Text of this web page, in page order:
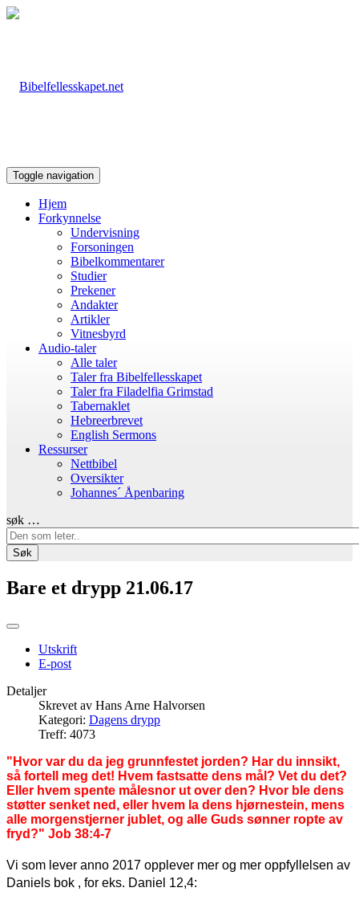
Toggle navigation
Hjem
Forkynnelse
Undervisning
Forsoningen
Bibelkommentarer
Studier
Prekener
Andakter
Artikler
Vitnesbyrd
Audio-taler
Alle taler
Taler fra Bibelfellesskapet
Taler fra Filadelfia Grimstad
Tabernaklet
Hebreerbrevet
English Sermons
Ressurser
Nettbibel
Oversikter
Johannes´ Åpenbaring
søk …
Søk
Bare et drypp 21.06.17
Utskrift
E-post
Detaljer
Skrevet av Hans Arne Halvorsen
Kategori: Dagens drypp
Treff: 4073
"Hvor var du da jeg grunnfestet jorden? Har du innsikt,
så fortell meg det! Hvem fastsatte dens mål? Vet du det?
Eller hvem spente målesnor ut over den? Hvor ble dens
støtter senket ned, eller hvem la dens hjørnestein, mens
alle morgenstjerner jublet, og alle Guds sønner ropte av
fryd?" Job 38:4-7
Vi som lever anno 2017 opplever mer og mer oppfyllelsen av
Daniels bok , for eks. Daniel 12,4: